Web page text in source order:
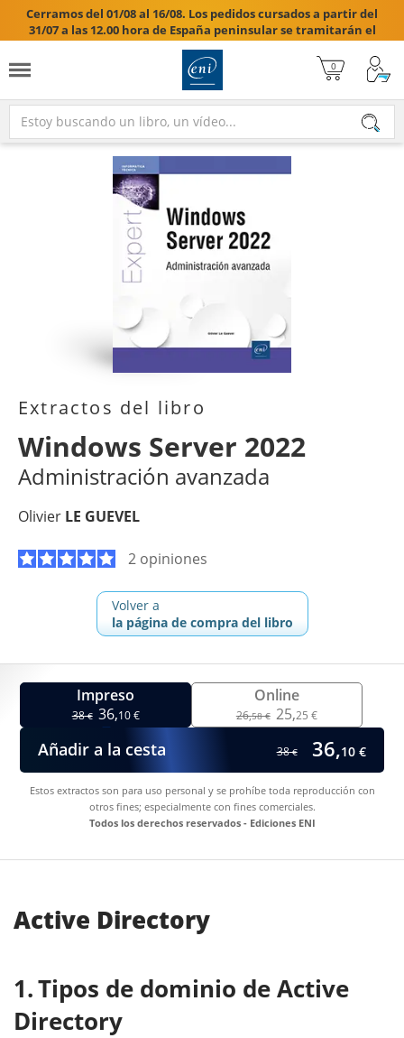
Cerramos del 01/08 al 16/08. Los pedidos cursados a partir del
31/07 a las 12.00 hora de España peninsular se tramitarán el
17/08/2026.

Extractos del libro
Windows Server 2022
Administración avanzada
Olivier LE GUEVEL
2 opiniones
Volver a
la página de compra del libro
Impreso
38€ 36,10 €
Online
26,58 € 25,25 €
Añadir a la cesta 38€ 36,10 €
Estos extractos son para uso personal y se prohíbe toda reproducción con
otros fines; especialmente con fines comerciales.
Todos los derechos reservados - Ediciones ENI
Active Directory
Tipos de dominio de Active
Directory